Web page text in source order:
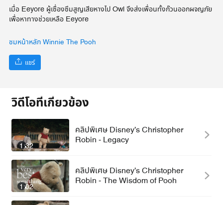
เมื่อ Eeyore ผู้เซื่องซึมสูญเสียหางไป Owl จึงส่งเพื่อนทั้งก๊วนออกผจญภัย
เพื่อหาทางช่วยเหลือ Eeyore
ชมหน้าหลัก Winnie The Pooh
แชร์
วิดีโอที่เกี่ยวข้อง
1:32
คลิปพิเศษ Disney’s Christopher
Robin - Legacy
1:02
คลิปพิเศษ Disney’s Christopher
Robin - The Wisdom of Pooh